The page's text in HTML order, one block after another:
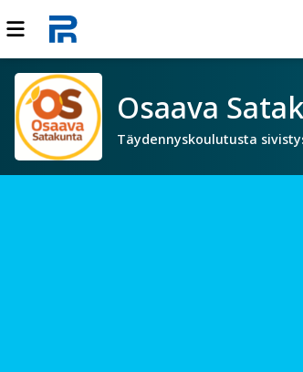
Osaava
Täydennyskoulutusta